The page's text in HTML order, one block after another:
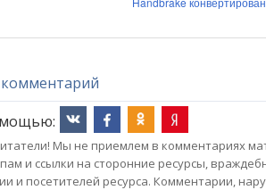
Мы не приемлем в комментариях
и ссылки на сторонние ресурсы,
и посетителей ресурса. Комментарии,